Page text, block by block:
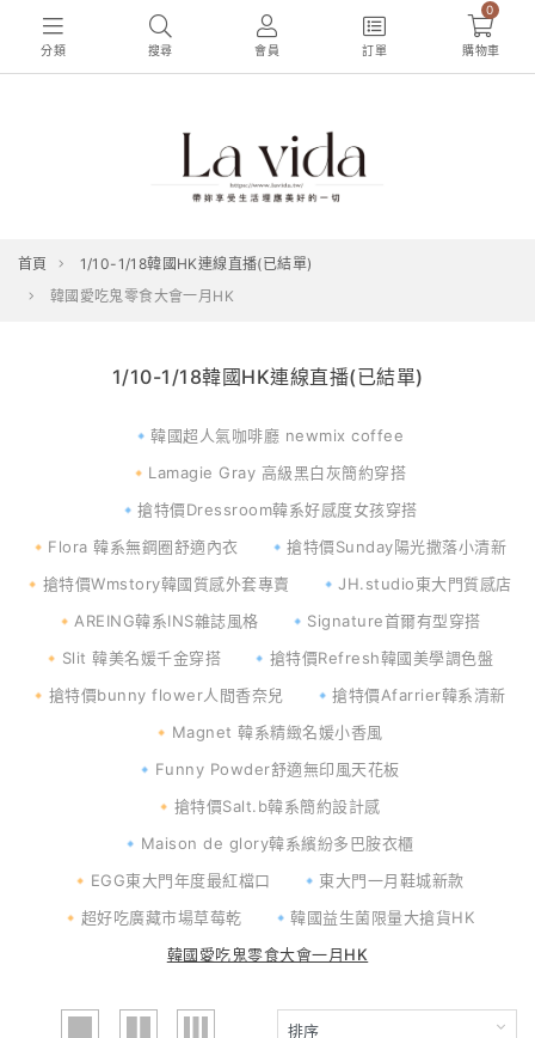
分類 搜尋 會員 訂單
0
購物車
首頁
1/10-1/18韓國HK連線直播(已結單)
韓國愛吃鬼零食大會一月HK
1/10-1/18韓國HK連線直播(已結單)
🔹韓國超人氣咖啡廳 newmix coffee
🔸Lamagie Gray 高級黑白灰簡約穿搭
🔹搶特價Dressroom韓系好感度女孩穿搭
🔸Flora 韓系無鋼圈舒適內衣
🔹搶特價Sunday陽光撒落小清新
🔸搶特價Wmstory韓國質感外套專賣
🔹JH.studio東大門質感店
🔸AREING韓系INS雜誌風格
🔹Signature首爾有型穿搭
🔸Slit 韓美名媛千金穿搭
🔹搶特價Refresh韓國美學調色盤
🔸搶特價bunny flower人間香奈兒
🔹搶特價Afarrier韓系清新
🔸Magnet 韓系精緻名媛小香風
🔹Funny Powder舒適無印風天花板
🔸搶特價Salt.b韓系簡約設計感
🔹Maison de glory韓系繽紛多巴胺衣櫃
🔸EGG東大門年度最紅檔口
🔹東大門一月鞋城新款
🔸超好吃廣藏市場草莓乾
🔹韓國益生菌限量大搶貨HK
韓國愛吃鬼零食大會一月HK